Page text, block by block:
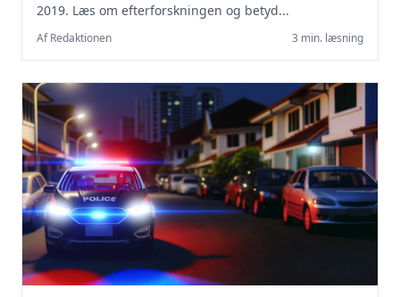
2019. Læs om efterforskningen og betyd...
Af Redaktionen 3 min. læsning